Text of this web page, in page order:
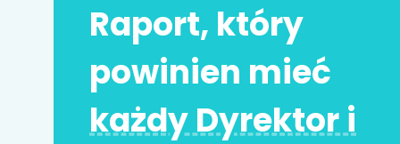
Adres e-mail*
Raport, który
powinien mieć
każdy Dyrektor i